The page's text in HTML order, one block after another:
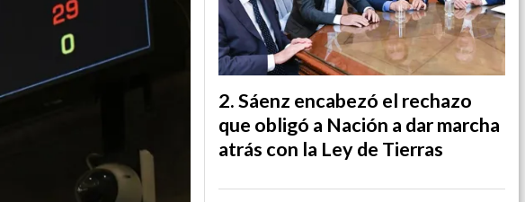
Sáenz encabezó el rechazo
que obligó a Nación a dar marcha
atrás con la Ley de Tierras